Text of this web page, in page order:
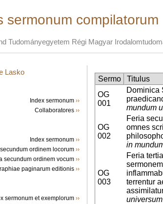
sermonum compilatorum
Tudományegyetem Régi Magyar
Lasko
Index sermonum››
Collaboratores››
Index sermonum››
ordinem locorum››
secundum ordinem vocum››
paginarum editionis››
sermonum et exemplorum››
Sermo Titulus
OG
001
Dominica
mundum
OG
002
Feria
omnes
in
OG
003
Feria
terrentur
universum